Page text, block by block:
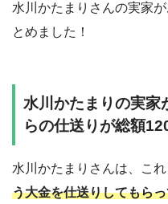
水川かたまりさんの実家
とめました！
水川かたまりの実
らの仕送りが総額
水川かたまりさんは、こ
う大金を仕送りしてもら